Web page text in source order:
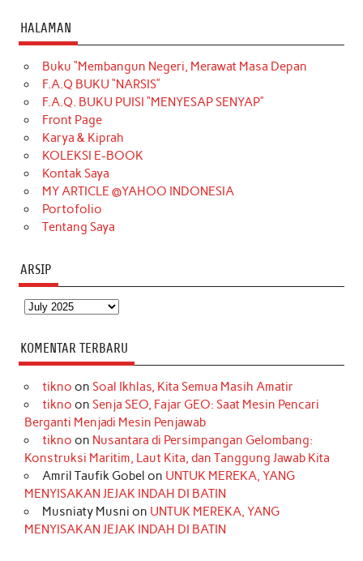
c
e
b
o
o
k
t
a
g
r
a
m
T
o
k
t
e
r
k
e
d
t
t
e
T
u
b
HALAMAN
Buku “Membangun Negeri, Merawat Masa Depan
F.A.Q BUKU “NARSIS”
F.A.Q. BUKU PUISI “MENYESAP SENYAP”
Front Page
Karya & Kiprah
KOLEKSI E-BOOK
Kontak Saya
MY ARTICLE @YAHOO INDONESIA
Portofolio
Tentang Saya
ARSIP
Arsip
KOMENTAR TERBARU
tikno on Soal Ikhlas, Kita Semua Masih Amatir
tikno on Senja SEO, Fajar GEO: Saat Mesin Pencari
Berganti Menjadi Mesin Penjawab
tikno on Nusantara di Persimpangan Gelombang:
Konstruksi Maritim, Laut Kita, dan Tanggung Jawab Kita
Amril Taufik Gobel on UNTUK MEREKA, YANG
MENYISAKAN JEJAK INDAH DI BATIN
Musniaty Musni on UNTUK MEREKA, YANG
MENYISAKAN JEJAK INDAH DI BATIN